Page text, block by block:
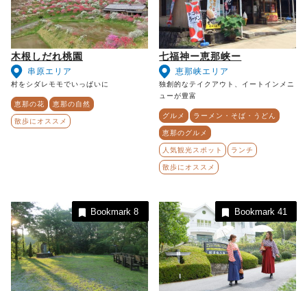
木根しだれ桃園
串原エリア
村をシダレモモでいっぱいに
恵那の花 恵那の自然
散歩にオススメ
七福神ー恵那峡ー
恵那峡エリア
独創的なテイクアウト、イートインメニ
ューが豊富
グルメ ラーメン・そば・うどん
恵那のグルメ
人気観光スポット ランチ
散歩にオススメ
Bookmark8 Bookmark 41